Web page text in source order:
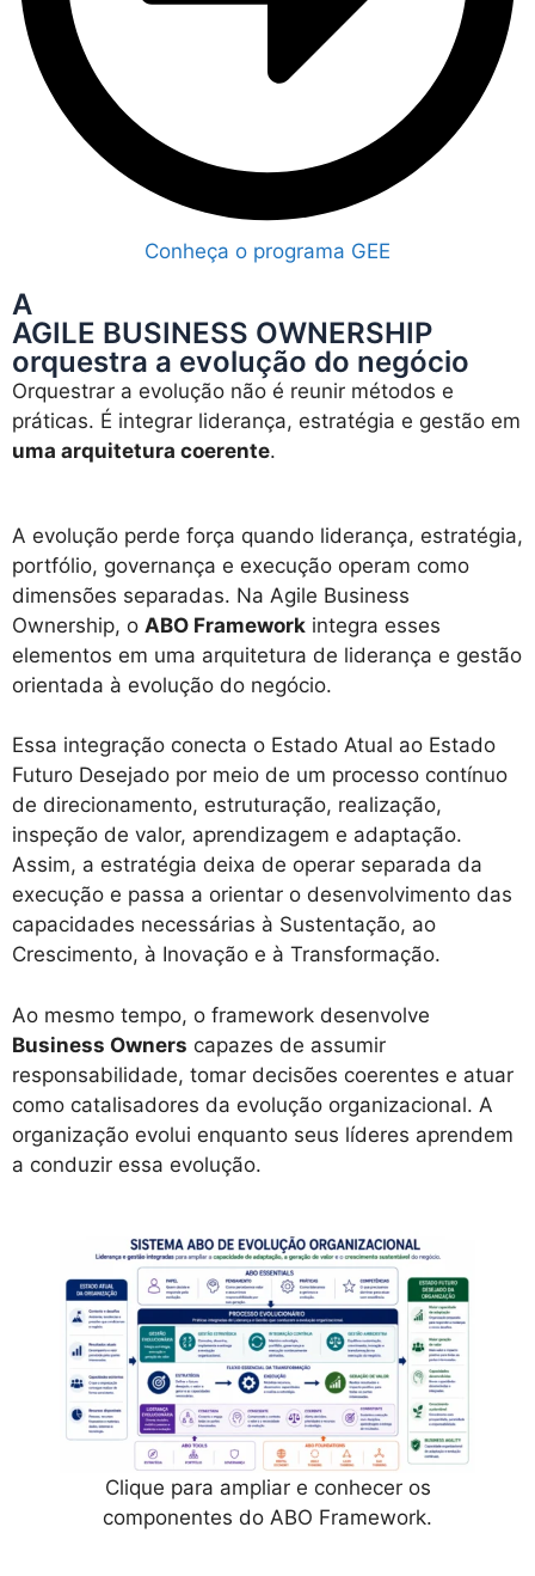
Conheça o programa GEE
A
AGILE BUSINESS OWNERSHIP
orquestra a evolução do negócio
Orquestrar a evolução não é reunir métodos e
práticas. É integrar liderança, estratégia e gestão em
uma arquitetura coerente.
A evolução perde força quando liderança, estratégia,
portfólio, governança e execução operam como
dimensões separadas. Na Agile Business
Ownership, o ABO Framework integra esses
elementos em uma arquitetura de liderança e gestão
orientada à evolução do negócio.
Essa integração conecta o Estado Atual ao Estado
Futuro Desejado por meio de um processo contínuo
de direcionamento, estruturação, realização,
inspeção de valor, aprendizagem e adaptação.
Assim, a estratégia deixa de operar separada da
execução e passa a orientar o desenvolvimento das
capacidades necessárias à Sustentação, ao
Crescimento, à Inovação e à Transformação.
Ao mesmo tempo, o framework desenvolve
Business Owners capazes de assumir
responsabilidade, tomar decisões coerentes e atuar
como catalisadores da evolução organizacional. A
organização evolui enquanto seus líderes aprendem
a conduzir essa evolução.
Clique para ampliar e conhecer os
componentes do ABO Framework.